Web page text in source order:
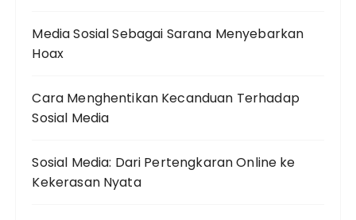
Media Sosial Sebagai Sarana Menyebarkan
Hoax
Cara Menghentikan Kecanduan Terhadap
Sosial Media
Sosial Media: Dari Pertengkaran Online ke
Kekerasan Nyata